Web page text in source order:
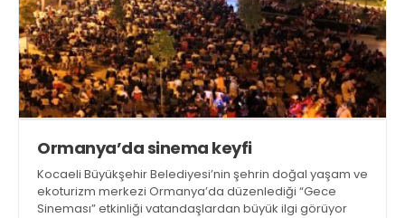
Ormanya’da sinema keyfi
Kocaeli Büyükşehir Belediyesi’nin şehrin doğal yaşam ve
ekoturizm merkezi Ormanya’da düzenlediği “Gece
Sineması” etkinliği vatandaşlardan büyük ilgi görüyor